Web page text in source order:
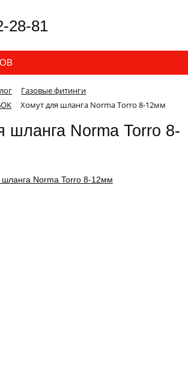
28-81
Газовые фитинги
Хомут для шланга Norma Torro 8-12мм
шланга Norma Torro 8-